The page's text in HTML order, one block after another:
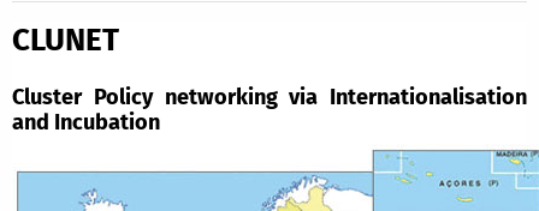
CLUNET
Cluster Policy networking via Internationalisation
and Incubation